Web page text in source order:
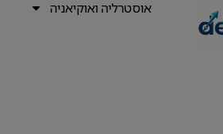
אוסטרליה ואוקיאניה